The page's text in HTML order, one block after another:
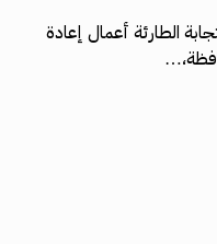
الطارئة أعمال إعادة